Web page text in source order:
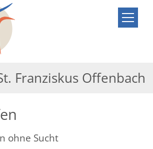
Franziskus Offenbach
ohne Sucht